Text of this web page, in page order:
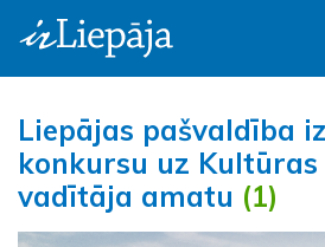
Liepājas pašvaldība
konkursu uz
vadītāja amatu (1)